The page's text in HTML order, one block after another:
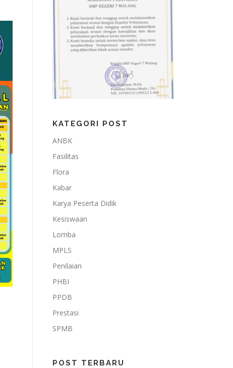
KATEGORI POST
ANBK
Fasilitas
Flora
Kabar
Karya Peserta Didik
Kesiswaan
Lomba
MPLS
Penilaian
PHBI
PPDB
Prestasi
SPMB
POST TERBARU